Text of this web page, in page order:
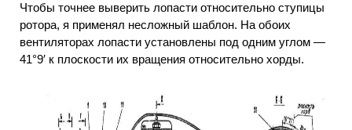
Чтобы точнее выверить лопасти относительно ступицы
ротора, я применял несложный шаблон. На обоих
вентиляторах лопасти установлены под одним углом —
41°9′ к плоскости их вращения относительно хорды.